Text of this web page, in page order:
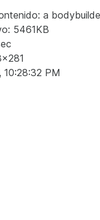
a
5461KB
10:28:32 PM